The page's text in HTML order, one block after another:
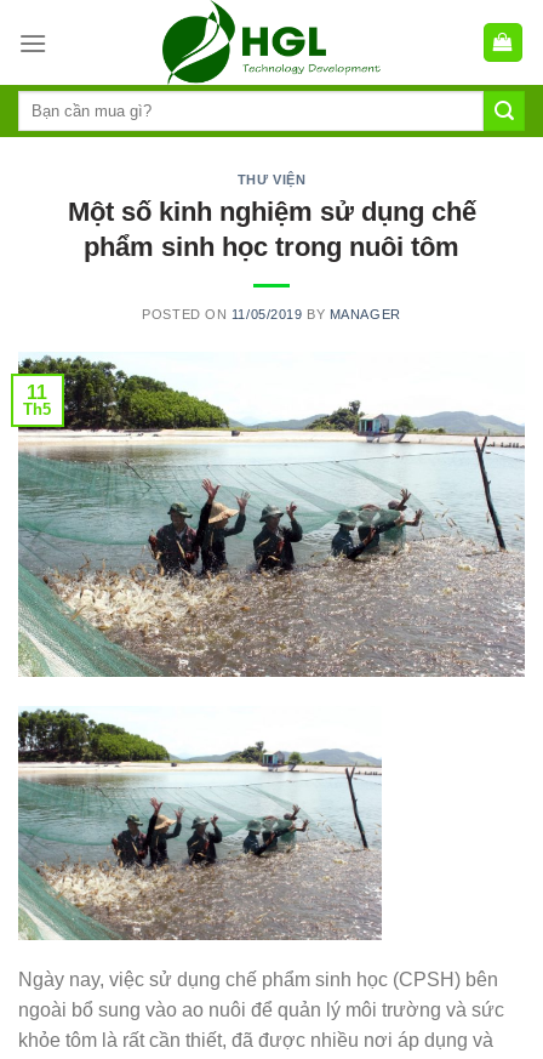
THƯ VIỆN
Một số kinh nghiệm sử dụng chế
phẩm sinh học trong nuôi tôm
POSTED ON 11/05/2019 BY MANAGER
11
Th5
Ngày nay, việc sử dụng chế phẩm sinh học (CPSH) bên
ngoài bổ sung vào ao nuôi để quản lý môi trường và sức
khỏe tôm là rất cần thiết, đã được nhiều nơi áp dụng và